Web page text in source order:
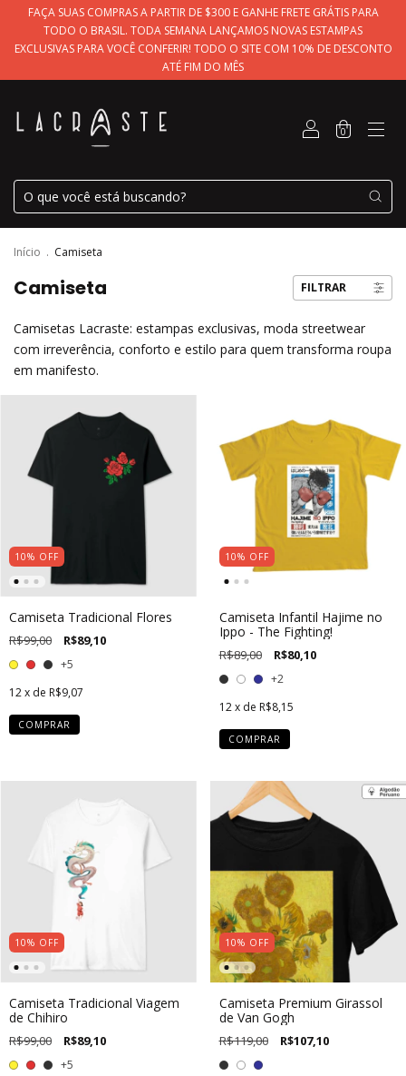
FAÇA SUAS COMPRAS A PARTIR DE $300 E GANHE FRETE GRÁTIS PARA
TODO O BRASIL. TODA SEMANA LANÇAMOS NOVAS ESTAMPAS
EXCLUSIVAS PARA VOCÊ CONFERIR! TODO O SITE COM 10% DE DESCONTO
ATÉ FIM DO MÊS
0
Início . Camiseta
Camiseta FILTRAR
Camisetas Lacraste: estampas exclusivas, moda streetwear
com irreverência, conforto e estilo para quem transforma roupa
em manifesto.
10% OFF
Camiseta Tradicional Flores
R$99,00 R$89,10
+5
12x de R$9,07
COMPRAR
10% OFF
Camiseta Infantil Hajime no
Ippo - The Fighting!
R$89,00 R$80,10
+2
12 x de R$8,15
COMPRAR
10% OFF
Camiseta Tradicional Viagem
de Chihiro
R$99,00 R$89,10
+5
10% OFF
Camiseta Premium Girassol
de Van Gogh
R$119,00 R$107,10